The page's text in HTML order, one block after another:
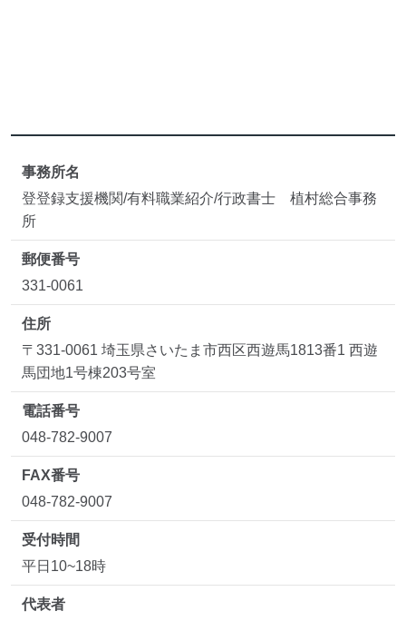
事務所名
登登録支援機関/有料職業紹介/行政書士 植村総合事務
所
郵便番号
331-0061
住所
〒331-0061 埼玉県さいたま市西区西遊馬1813番1 西遊
馬団地1号棟203号室
電話番号
048-782-9007
FAX番号
048-782-9007
受付時間
平日10~18時
代表者